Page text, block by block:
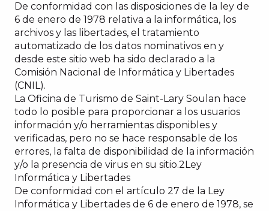
De conformidad con las disposiciones de la ley de
6 de enero de 1978 relativa a la informática, los
archivos y las libertades, el tratamiento
automatizado de los datos nominativos en y
desde este sitio web ha sido declarado a la
Comisión Nacional de Informática y Libertades
(CNIL).
La Oficina de Turismo de Saint-Lary Soulan hace
todo lo posible para proporcionar a los usuarios
información y/o herramientas disponibles y
verificadas, pero no se hace responsable de los
errores, la falta de disponibilidad de la información
y/o la presencia de virus en su sitio.2Ley
Informática y Libertades
De conformidad con el artículo 27 de la Ley
Informática y Libertades de 6 de enero de 1978, se